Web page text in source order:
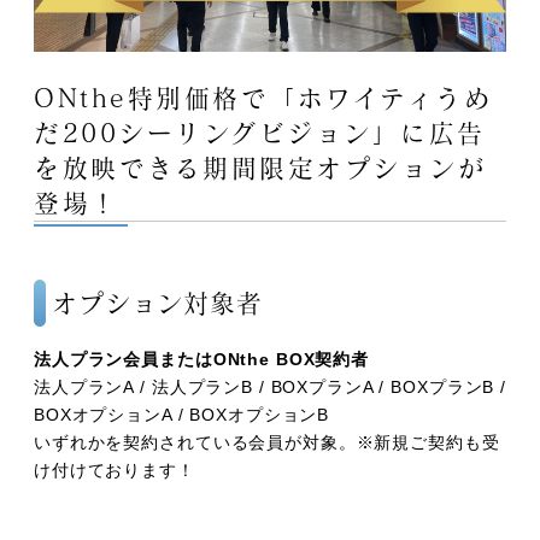
ONthe特別価格で「ホワイティうめ
だ200シーリングビジョン」に広告
を放映できる期間限定オプションが
登場！
オプション対象者
法人プラン会員またはONthe BOX契約者
法人プランA / 法人プランB / BOXプランA / BOXプランB /
BOXオプションA / BOXオプションB
いずれかを契約されている会員が対象。※新規ご契約も受
け付けております！